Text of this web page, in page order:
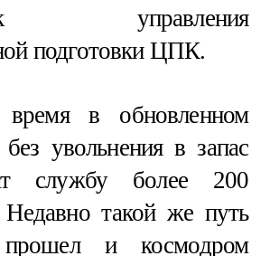
управления
подготовки ЦПК.
время в обновленном
увольнения в запас
службу более 200
такой же путь
и космодром